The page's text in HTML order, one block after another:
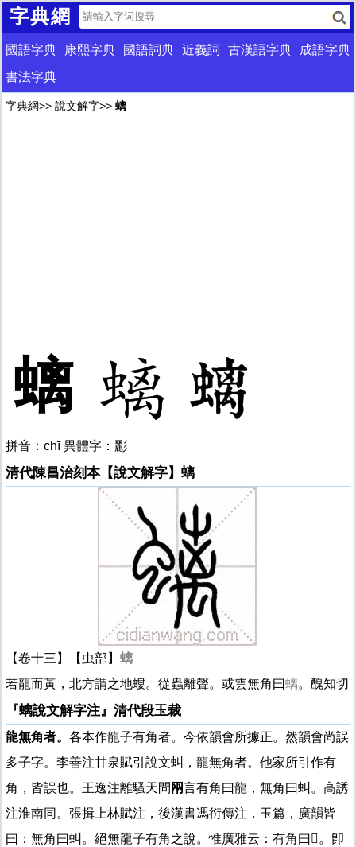
字典網
國語字典 康熙字典 國語詞典 近義詞 古漢語字典
成語字典
書法字典
字典網>> 說文解字>> 螭
螭
拼音：chī 異體字：彲
清代陳昌治刻本【說文解字】螭
【卷十三】【虫部】 螭
若龍而黃，北方謂之地螻。從蟲離聲。或雲無角曰螭。醜知切
『螭說文解字注』清代段玉裁
龍無角者。 各本作龍子有角者。今依韻會所據正。然韻會尚誤
多子字。李善注甘泉賦引說文虯，龍無角者。他家所引作有
角，皆誤也。王逸注離騷天問 㒳言有角曰龍，無角曰虯。高誘
注淮南同。張揖上林賦注，後漢書馮衍傳注，玉篇，廣韻皆
曰：無角曰虯。絕無龍子有角之說。惟廣雅云：有角曰𪓔 。卽